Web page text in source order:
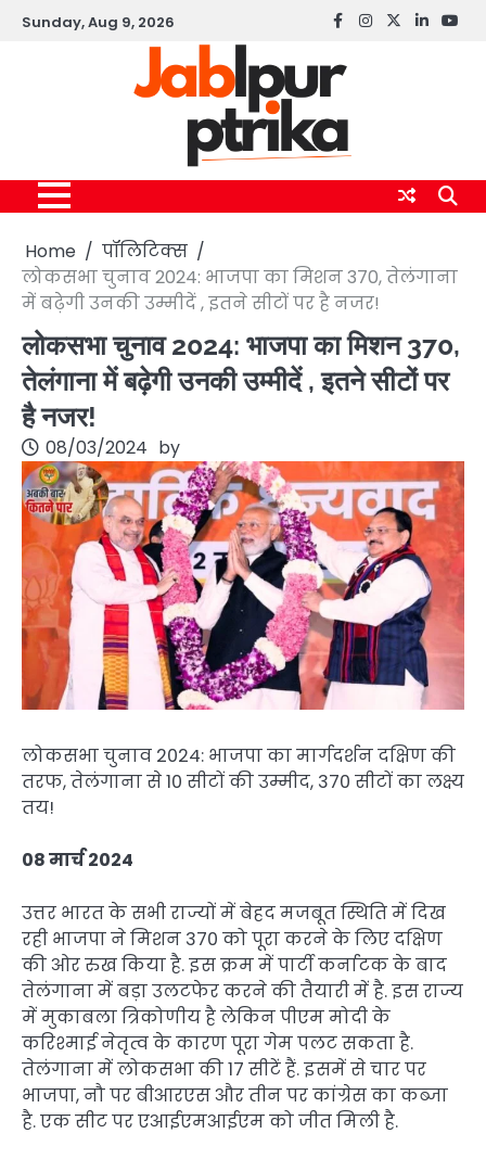
SkipSunday, Aug 9, 2026 Facebook
instagram
twitterlinkedin
Home
पॉलिटिक्स
लोकसभा चुनाव 2024: भाजपा का मिशन 370, तेलंगाना
में बढ़ेगी उनकी उम्मीदें , इतने सीटों पर है नजर!
लोकसभा चुनाव 2024: भाजपा का मिशन 370,
तेलंगाना में बढ़ेगी उनकी उम्मीदें , इतने सीटों पर
है नजर!
08/03/2024 by
लोकसभा चुनाव 2024: भाजपा का मार्गदर्शन दक्षिण की
तरफ, तेलंगाना से 10 सीटों की उम्मीद, 370 सीटों का लक्ष्य
तय!
08 मार्च 2024
उत्तर भारत के सभी राज्यों में बेहद मजबूत स्थिति में दिख
रही भाजपा ने मिशन 370 को पूरा करने के लिए दक्षिण
की ओर रुख किया है. इस क्रम में पार्टी कर्नाटक के बाद
तेलंगाना में बड़ा उलटफेर करने की तैयारी में है. इस राज्य
में मुकाबला त्रिकोणीय है लेकिन पीएम मोदी के
करिश्माई नेतृत्व के कारण पूरा गेम पलट सकता है.
तेलंगाना में लोकसभा की 17 सीटें हैं. इसमें से चार पर
भाजपा, नौ पर बीआरएस और तीन पर कांग्रेस का कब्जा
है. एक सीट पर एआईएमआईएम को जीत मिली है.